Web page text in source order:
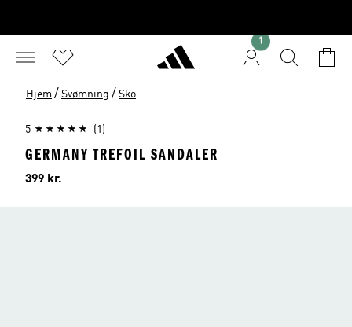
1
Hjem / Svømning / Sko
5 (1)
GERMANY TREFOIL SANDALER
Pris
399 kr.